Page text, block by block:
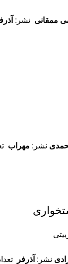
ممقانی نشر:
نشر: مهراب
نشر: آذرفر